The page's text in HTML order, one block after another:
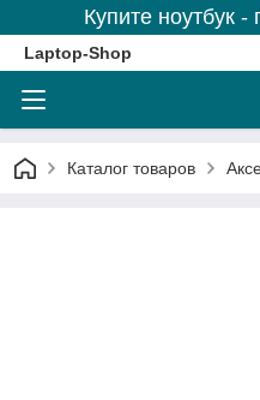
Купите ноутбук -
Laptop-Shop
Каталог товаров